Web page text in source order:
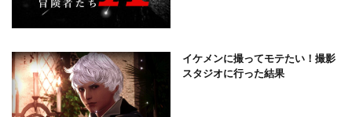
イケメンに撮ってモテたい！撮影
スタジオに行った結果